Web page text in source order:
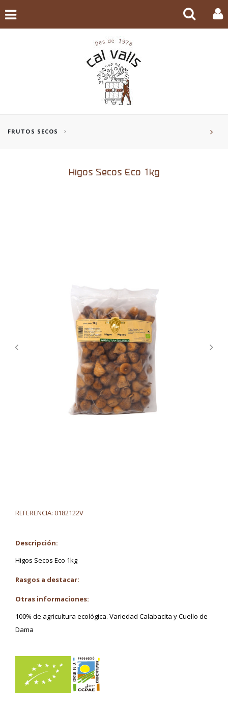
FRUTOS SECOS
Higos Secos Eco 1kg
REFERENCIA: 0182122V
Descripción:
Higos Secos Eco 1kg
Rasgos a destacar:
Otras informaciones:
100% de agricultura ecológica. Variedad Calabacita y Cuello de
Dama